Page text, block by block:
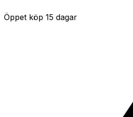
Öppet köp 15 dagar